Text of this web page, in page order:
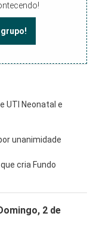
UTI Neonatal e
unanimidade
cria Fundo
2 de